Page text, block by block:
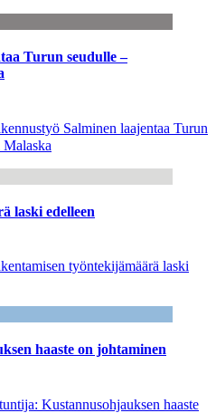
Turun seudulle –
Salminen laajentaa Turun
laski edelleen
työntekijämäärä laski
haaste on johtaminen
Kustannusohjauksen haaste